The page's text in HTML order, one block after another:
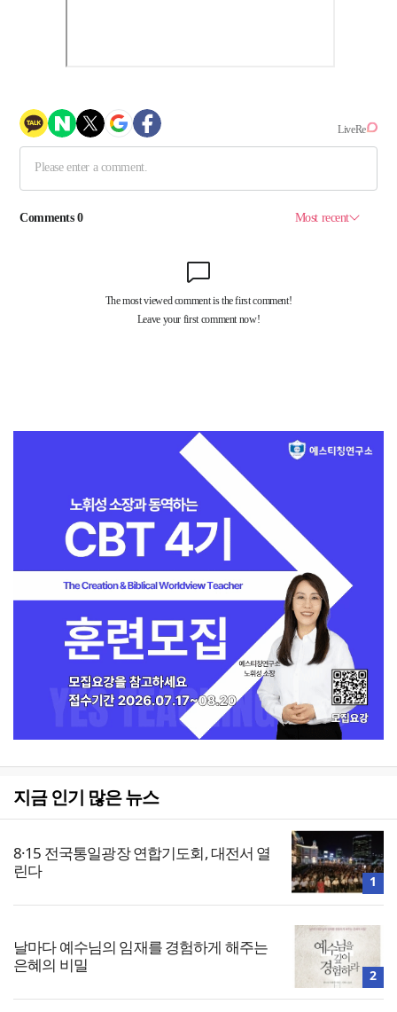
지금 인기 많은 뉴스
8·15 전국통일광장 연합기도회, 대전서 열
린다
1
날마다 예수님의 임재를 경험하게 해주는
은혜의 비밀
2